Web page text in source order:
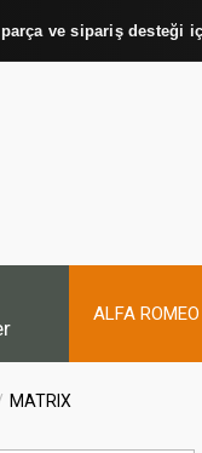
ve sipariş desteği
ALFA ROMEO
MATRIX